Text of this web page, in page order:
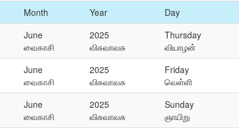
Month Year Day
June
வைகாசி
2025
விசுவாவசு
Thursday
வியாழன்
June
வைகாசி
2025
விசுவாவசு
Friday
வெள்ளி
June
வைகாசி
2025
விசுவாவசு
Sunday
ஞாயிறு